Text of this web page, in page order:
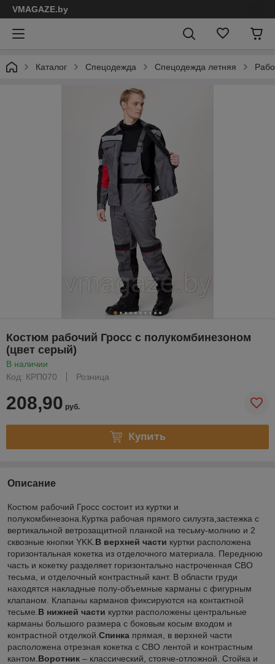
VMAGAZE.by
Каталог Спецодежда Спецодежда летняя
Костюм рабочий Гросс с полукомбинезоном
(цвет серый)
В наличии
Код: КРП070
Розница
208,90 руб.
Купить
Описание
Костюм рабочий Гросс состоит из куртки и
полукомбинезона.Куртка рабочая прямого силуэта,застежка с
вертикальной ветрозащитной планкой на тесьму-молнию и 2
сквозные кнопки YKK. В верхней части куртки расположена
горизонтальная кокетка из отделочного материала. Переднюю
часть и кокетку разделяет горизонтально настроченная СВО
тесьма, и отделочный контрастный кант. В области груди
находятся накладные полу-объемные карманы с фигурным
клапаном. Клапаны карманов фиксируются на контактной
тесьме. В нижней части куртки расположены центральные
карманы большого размера с боковым косым входом и
контрастной отделкой. Спинка прямая, в верхней части
расположена отрезная кокетка с СВО лентой и контрастным
кантом. Воротник – классический, стояче-отложной. Стойка и